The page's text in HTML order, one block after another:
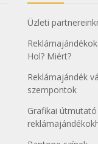
Üzleti
Hol? Miért?
Reklámajándék
szempontok
Grafikai